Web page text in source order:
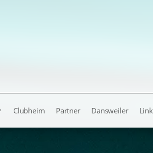
Clubheim Partner Dansweiler